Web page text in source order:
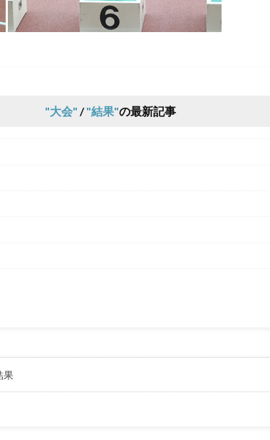
大会 / 結果 の最新記事
果